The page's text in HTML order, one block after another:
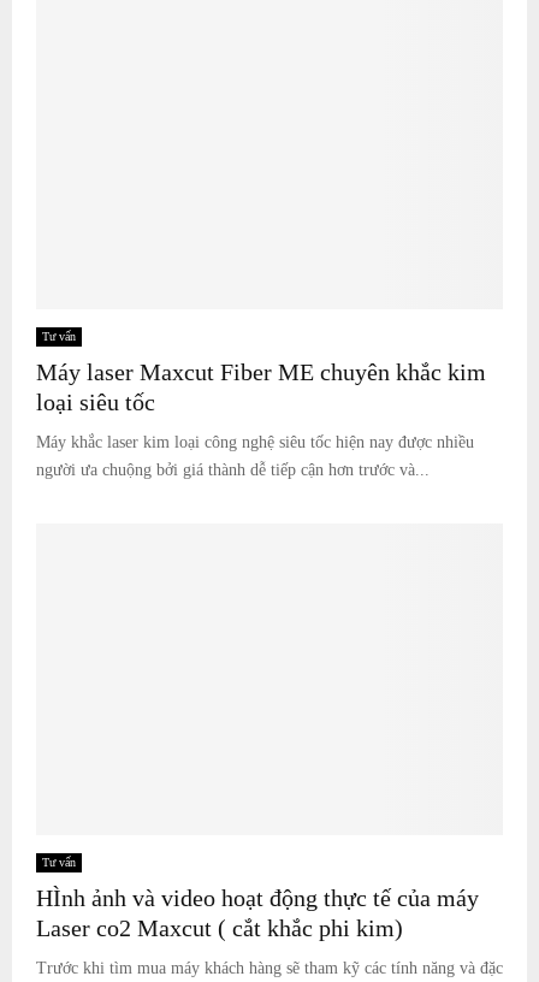
Tư vấn
Máy laser Maxcut Fiber ME chuyên khắc kim
loại siêu tốc
Máy khắc laser kim loại công nghệ siêu tốc hiện nay được nhiều
người ưa chuộng bởi giá thành dễ tiếp cận hơn trước và...
Tư vấn
HÌnh ảnh và video hoạt động thực tế của máy
Laser co2 Maxcut ( cắt khắc phi kim)
Trước khi tìm mua máy khách hàng sẽ tham kỹ các tính năng và đặc